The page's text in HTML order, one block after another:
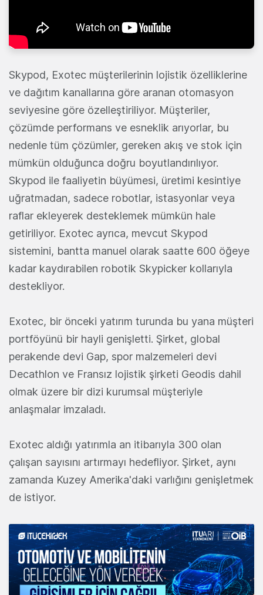
Skypod, Exotec müşterilerinin lojistik özelliklerine
ve dağıtım kanallarına göre aranan otomasyon
seviyesine göre özelleştiriliyor. Müşteriler,
çözümde performans ve esneklik arıyorlar, bu
nedenle tüm çözümler, gereken akış ve stok için
mümkün olduğunca doğru boyutlandırılıyor.
Skypod ile faaliyetin büyümesi, üretimi kesintiye
uğratmadan, sadece robotlar, istasyonlar veya
raflar ekleyerek desteklemek mümkün hale
getiriliyor. Exotec ayrıca, mevcut Skypod
sistemini, bantta manuel olarak saatte 600 öğeye
kadar kaydırabilen robotik Skypicker kollarıyla
destekliyor.
Exotec, bir önceki yatırım turunda bu yana müşteri
portföyünü bir hayli genişletti. Şirket, global
perakende devi Gap, spor malzemeleri devi
Decathlon ve Fransız lojistik şirketi Geodis dahil
olmak üzere bir dizi kurumsal müşteriyle
anlaşmalar imzaladı.
Exotec aldığı yatırımla an itibarıyla 300 olan
çalışan sayısını artırmayı hedefliyor. Şirket, aynı
zamanda Kuzey Amerika'daki varlığını genişletmek
de istiyor.